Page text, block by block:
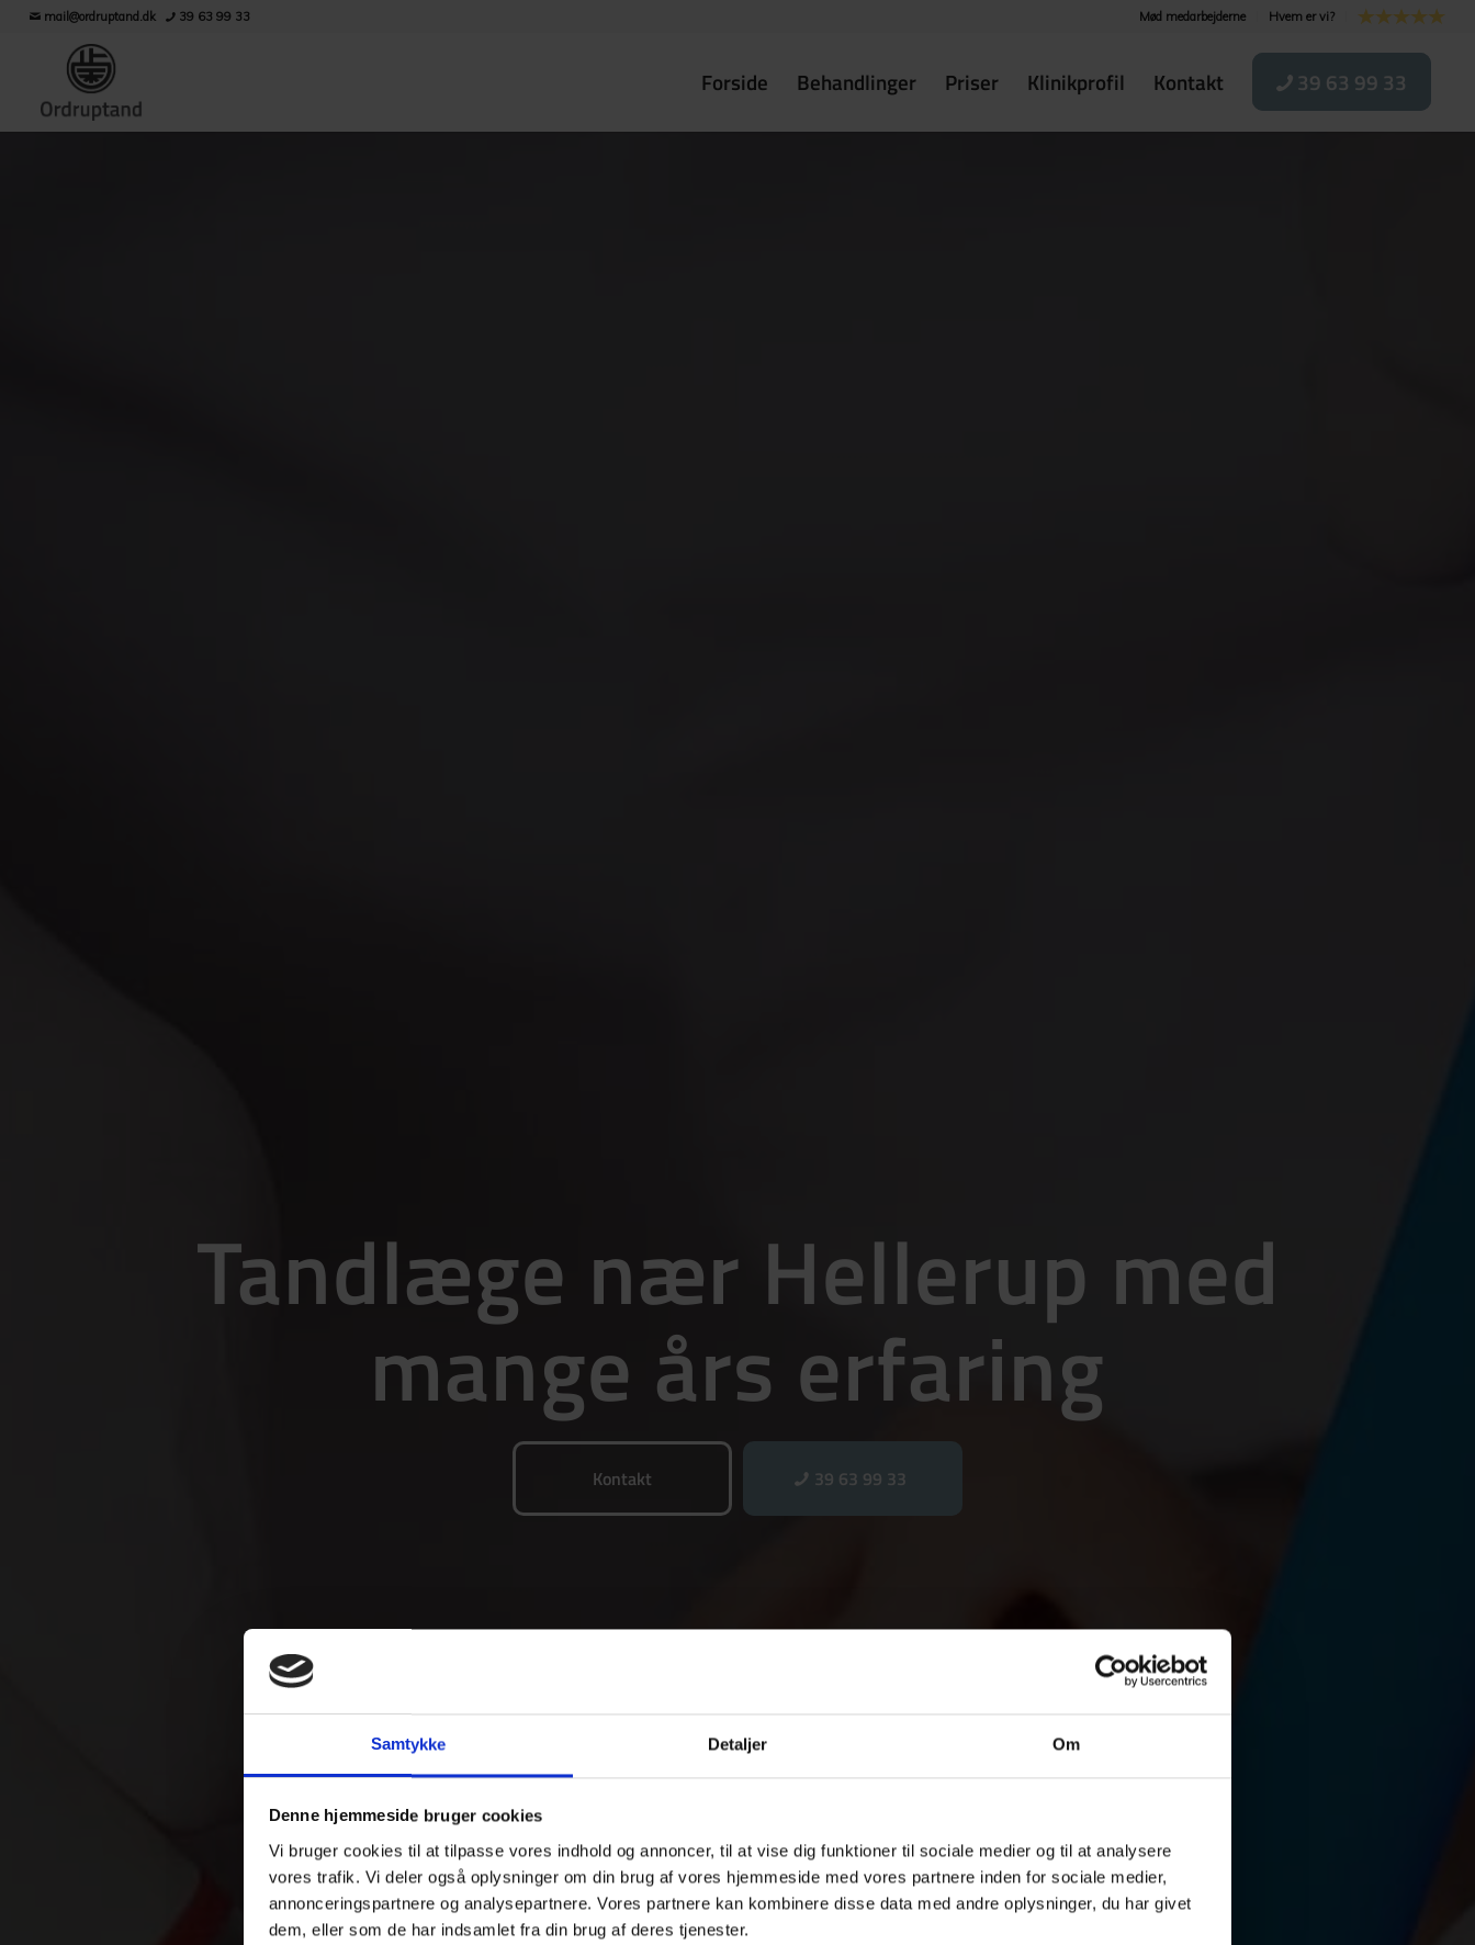
Samtykke Detaljer Om
Denne hjemmeside bruger cookies
Vi bruger cookies til at tilpasse vores indhold og annoncer, til at vise dig funktioner til sociale medier og til at analysere
vores trafik. Vi deler også oplysninger om din brug af vores hjemmeside med vores partnere inden for sociale medier,
annonceringspartnere og analysepartnere. Vores partnere kan kombinere disse data med andre oplysninger, du har givet
dem, eller som de har indsamlet fra din brug af deres tjenester.
Mød medarbejderne Hvem er vi?
mail@ordruptand.dk 39 63 99 33
Forside Behandlinger Priser Klinikprofil Kontakt 39 63 99 33
Tandlæge nær Hellerup med
mange års erfaring
Kontakt 39 63 99 33